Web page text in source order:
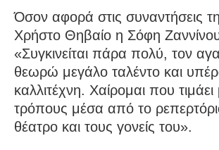
Όσον αφορά στις συναντήσεις
Χρήστο Θηβαίο η Σόφη
«Συγκινείται πάρα πολύ, τον
θεωρώ μεγάλο ταλέντο και
καλλιτέχνη. Χαίρομαι που
τρόπους μέσα από το
θέατρο και τους γονείς του».